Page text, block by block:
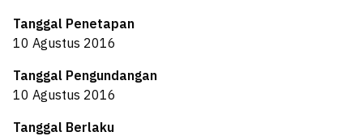
Tanggal Penetapan
10 Agustus 2016
Tanggal Pengundangan
10 Agustus 2016
Tanggal Berlaku